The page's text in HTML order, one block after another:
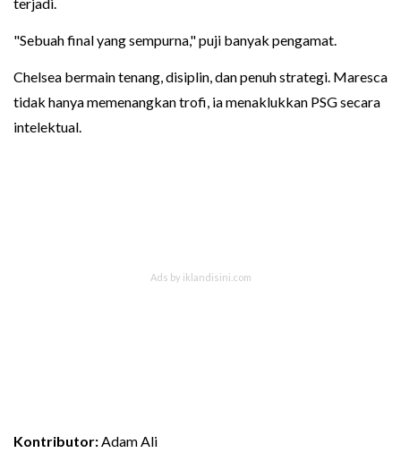
"Sebuah final yang sempurna," puji banyak pengamat.
Chelsea bermain tenang, disiplin, dan penuh strategi. Maresca
tidak hanya memenangkan trofi, ia menaklukkan PSG secara
intelektual.
Kontributor:Adam Ali